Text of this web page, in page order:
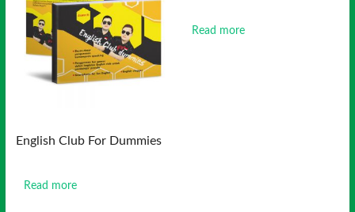
English Club For Dummies
Read more
Read more